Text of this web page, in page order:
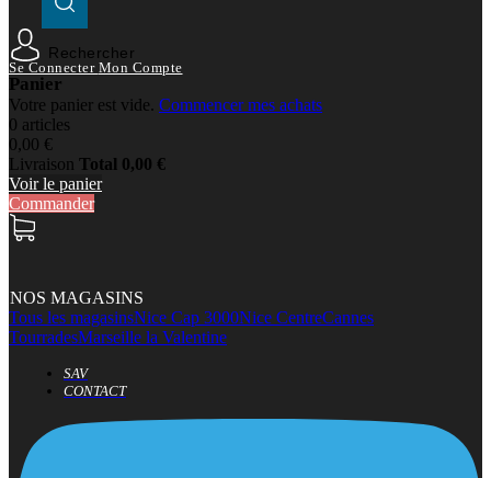
Rechercher
Se Connecter Mon Compte
Panier
Votre panier est vide. Commencer mes achats
0 articles
0,00 €
Livraison Total 0,00 €
Voir le panier
Commander
NOS MAGASINS
Tous les magasinsNice Cap 3000Nice CentreCannes
TourradesMarseille la Valentine
SAV
CONTACT